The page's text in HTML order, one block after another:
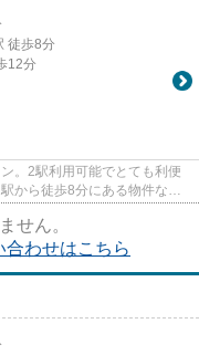
徒歩8分
12分
。2駅利用可能でとても利便
から徒歩8分にある物件なの
せん。
わせはこちら